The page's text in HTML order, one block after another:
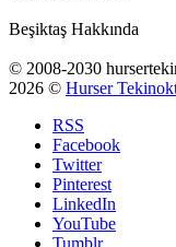
Beşiktaş Hakkında
© 2008-2030
2026 © Hurser
RSS
Facebook
Twitter
Pinterest
LinkedIn
YouTube
Tumblr